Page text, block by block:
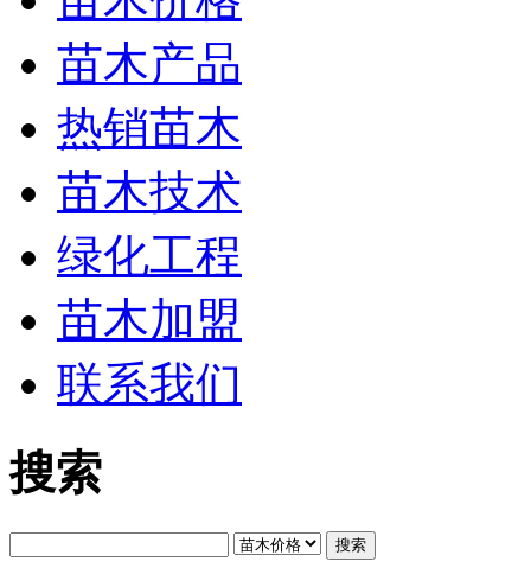
苗木产品
热销苗木
苗木技术
绿化工程
苗木加盟
联系我们
搜索
搜索